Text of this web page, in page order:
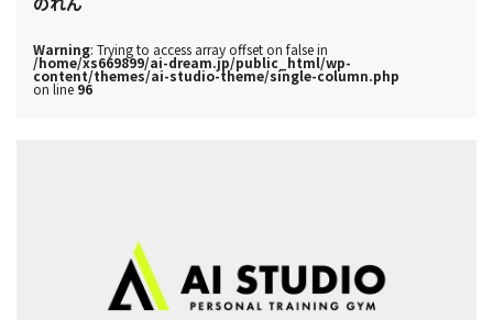
Warning: Trying to access array offset on false in
/home/xs669899/ai-dream.jp/public_html/wp-
content/themes/ai-studio-theme/single-column.php
on line 96